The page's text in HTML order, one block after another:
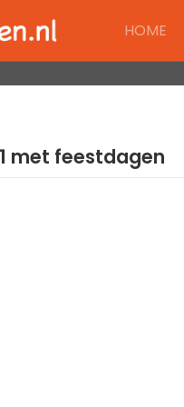
HOME
met feestdagen